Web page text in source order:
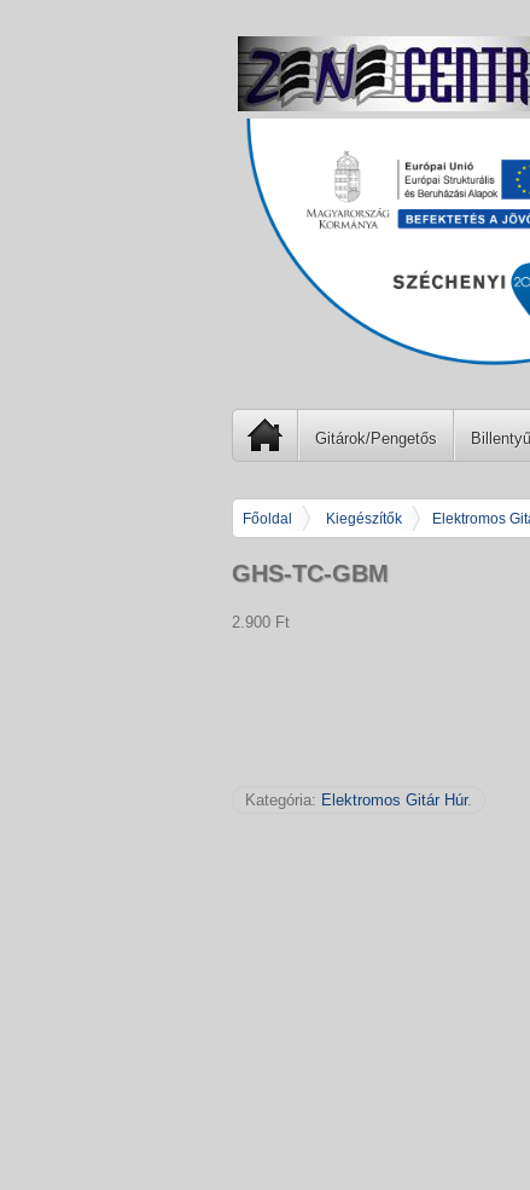
Gitárok/Pengetős
Főoldal Kiegészítők Elektromos
GHS-TC-GBM
2.900 Ft
Kategória: Elektromos Gitár Húr.